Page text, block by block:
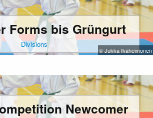
Forms bis Grüngurt
Divisions
© Jukka Ikäheimonen
Newcomer